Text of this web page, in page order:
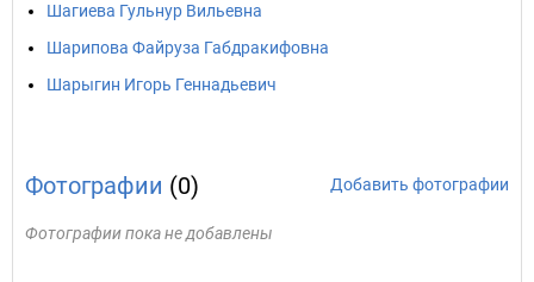
Шагиева Гульнур Вильевна
Шарипова Файруза Габдракифовна
Шарыгин Игорь Геннадьевич
Фотографии (0) Добавить фотографии
Фотографии пока не добавлены